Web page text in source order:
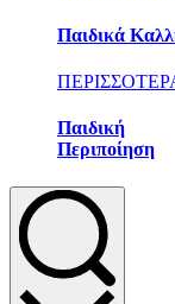
Παιδικά
Παιδική
Περιποίηση